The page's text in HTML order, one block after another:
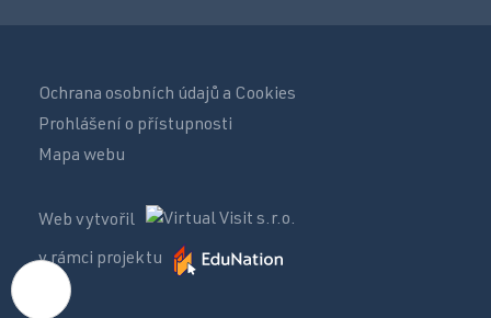
Ochrana osobních údajů a Cookies
Prohlášení o přístupnosti
Mapa webu
Web vytvořil
v rámci projektu